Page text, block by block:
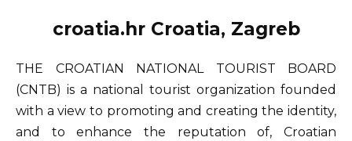
croatia.hr Croatia, Zagreb
THE CROATIAN NATIONAL TOURIST BOARD
(CNTB) is a national tourist organization founded
with a view to promoting and creating the identity,
and to enhance the reputation of, Croatian